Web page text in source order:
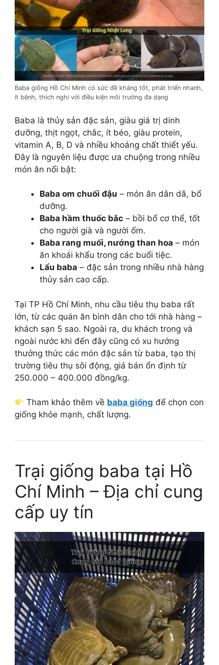
Baba giống Hồ Chí Minh có sức đề kháng tốt, phát triển nhanh,
ít bệnh, thích nghi với điều kiện môi trường đa dạng
Baba là thủy sản đặc sản, giàu giá trị dinh
dưỡng, thịt ngọt, chắc, ít béo, giàu protein,
vitamin A, B, D và nhiều khoáng chất thiết yếu.
Đây là nguyên liệu được ưa chuộng trong nhiều
món ăn nổi bật:
Baba om chuối đậu – món ăn dân dã, bổ
dưỡng.
Baba hầm thuốc bắc – bồi bổ cơ thể, tốt
cho người già và người ốm.
Baba rang muối, nướng than hoa – món
ăn khoái khẩu trong các buổi tiệc.
Lẩu baba – đặc sản trong nhiều nhà hàng
thủy sản cao cấp.
Tại TP Hồ Chí Minh, nhu cầu tiêu thụ baba rất
lớn, từ các quán ăn bình dân cho tới nhà hàng –
khách sạn 5 sao. Ngoài ra, du khách trong và
ngoài nước khi đến đây cũng có xu hướng
thưởng thức các món đặc sản từ baba, tạo thị
trường tiêu thụ sôi động, giá bán ổn định từ
250.000 – 400.000 đồng/kg.
Tham khảo thêm về baba giống để chọn con
giống khỏe mạnh, chất lượng.
Trại giống baba tại Hồ
Chí Minh – Địa chỉ cung
cấp uy tín